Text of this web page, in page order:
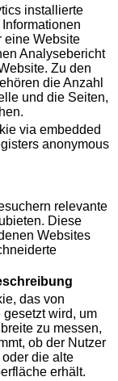
installierte
Informationen
eine Website
Analysebericht
Zu den
die Anzahl
und die Seiten,
via embedded
anonymous
relevante
Diese
Websites
das von
gesetzt wird, um
zu messen,
ob der Nutzer
die alte
erhält.